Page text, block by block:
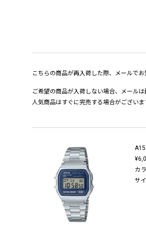
こちらの商品が再入荷した際、メールでお
ご希望の商品が入荷しない場合、メール
人気商品はすぐに完売する場合がございま
カ
サ